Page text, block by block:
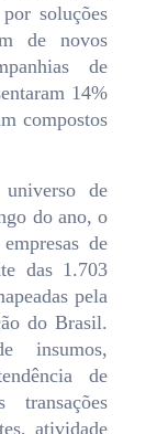
soluções
de novos
de
14%
compostos
de
do ano, o
de
das 1.703
pela
do Brasil.
insumos,
de
atividade